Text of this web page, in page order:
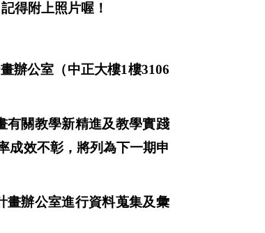
得附上照片喔！
辦公室（中正大樓1樓3106
有關教學新精進及教學實踐
成效不彰，將列為下一期申
畫辦公室進行資料蒐集及彙